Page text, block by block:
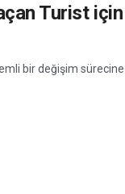
Turist
bir değişim